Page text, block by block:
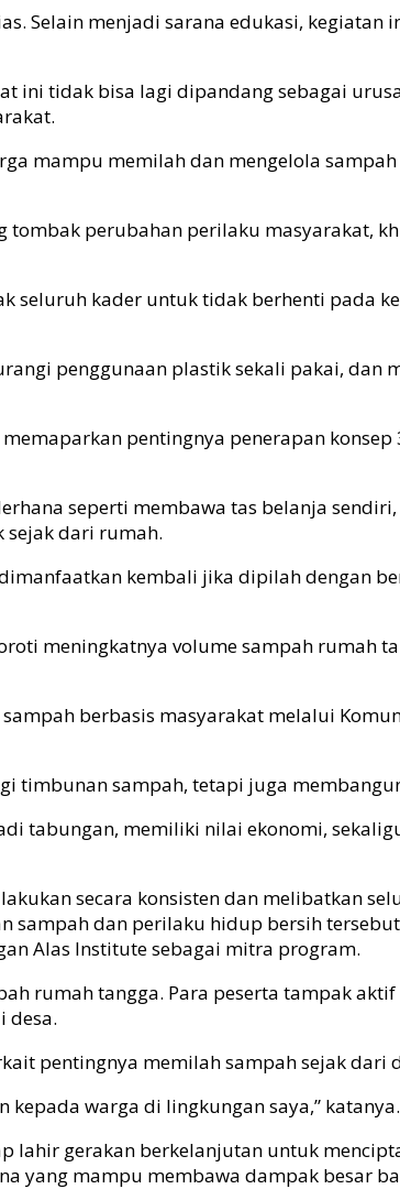
Selain menjadi sarana edukasi,
ini tidak bisa lagi dipandang sebagai
mampu memilah dan mengelola
tombak perubahan perilaku masyarakat,
seluruh kader untuk tidak berhenti pada
penggunaan plastik sekali pakai,
pentingnya penerapan konsep
seperti membawa tas belanja
sejak dari rumah.
kembali jika dipilah dengan
meningkatnya volume sampah rumah
berbasis masyarakat melalui
timbunan sampah, tetapi juga
tabungan, memiliki nilai ekonomi,
secara konsisten dan melibatkan
sampah dan perilaku hidup bersih
Alas Institute sebagai mitra program.
rumah tangga. Para peserta tampak
desa.
pentingnya memilah sampah sejak dari
warga di lingkungan saya,” katanya.
lahir gerakan berkelanjutan untuk
yang mampu membawa dampak besar